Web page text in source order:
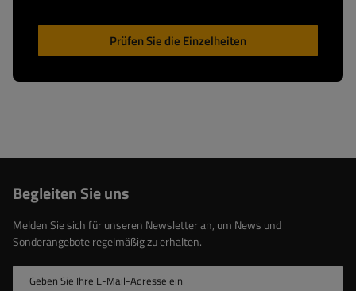
Prüfen Sie die Einzelheiten
Begleiten Sie uns
Melden Sie sich für unseren Newsletter an, um News und
Sonderangebote regelmäßig zu erhalten.
Geben Sie Ihre E-Mail-Adresse ein